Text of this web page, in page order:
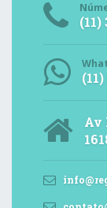
(11)
Av